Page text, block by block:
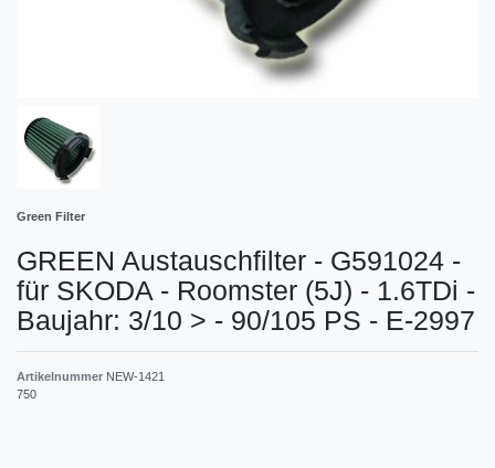
Green Filter
GREEN Austauschfilter - G591024 -
für SKODA - Roomster (5J) - 1.6TDi -
Baujahr: 3/10 > - 90/105 PS - E-2997
Artikelnummer NEW-1421
750